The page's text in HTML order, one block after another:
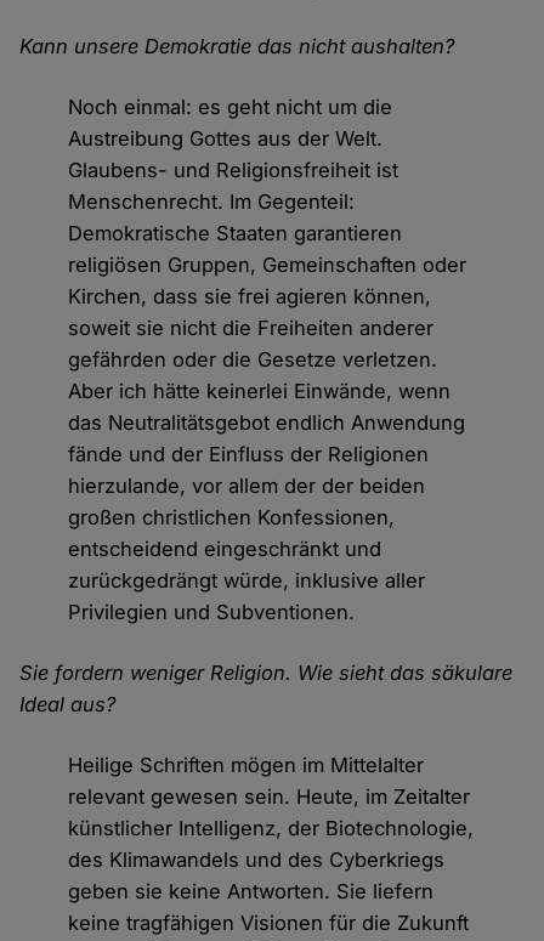
Kann unsere Demokratie das nicht aushalten?
Noch einmal: es geht nicht um die
Austreibung Gottes aus der Welt.
Glaubens- und Religionsfreiheit ist
Menschenrecht. Im Gegenteil:
Demokratische Staaten garantieren
religiösen Gruppen, Gemeinschaften oder
Kirchen, dass sie frei agieren können,
soweit sie nicht die Freiheiten anderer
gefährden oder die Gesetze verletzen.
Aber ich hätte keinerlei Einwände, wenn
das Neutralitätsgebot endlich Anwendung
fände und der Einfluss der Religionen
hierzulande, vor allem der der beiden
großen christlichen Konfessionen,
entscheidend eingeschränkt und
zurückgedrängt würde, inklusive aller
Privilegien und Subventionen.
Sie fordern weniger Religion. Wie sieht das säkulare
Ideal aus?
Heilige Schriften mögen im Mittelalter
relevant gewesen sein. Heute, im Zeitalter
künstlicher Intelligenz, der Biotechnologie,
des Klimawandels und des Cyberkriegs
geben sie keine Antworten. Sie liefern
keine tragfähigen Visionen für die Zukunft